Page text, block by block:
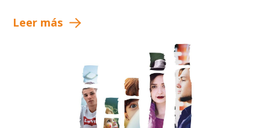
Leer más